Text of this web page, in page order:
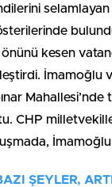
kesen
İmamoğlu
CHP
İmamoğlu
ŞEYLER,